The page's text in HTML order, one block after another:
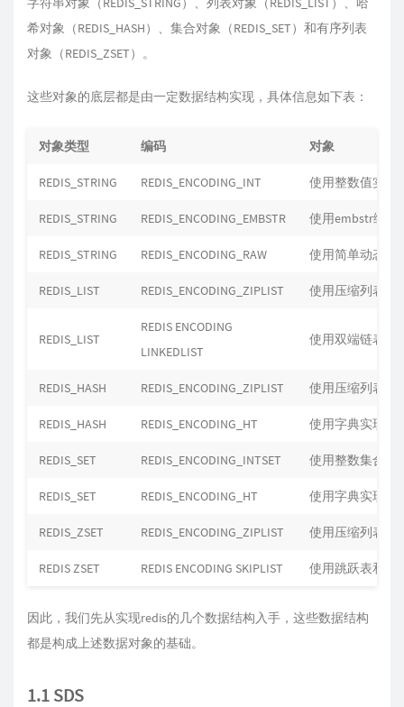
希对象（REDIS_HASH）、集合对象（REDIS_SET）和有序列表
对象（REDIS_ZSET）。
这些对象的底层都是由一定数据结构实现，具体信息如下表：
对象类型 编码 对象
REDIS_STRING REDIS_ENCODING_INT 使用整数值实现
REDIS_STRING REDIS_ENCODING_EMBSTR 使用embstr编码
REDIS_STRING REDIS_ENCODING_RAW 使用简单动态字
REDIS_LIST REDIS_ENCODING_ZIPLIST 使用压缩列表实
REDIS_LIST
REDIS ENCODING
LINKEDLIST
使用双端链表实
REDIS_HASH REDIS_ENCODING_ZIPLIST 使用压缩列表实
REDIS_HASH REDIS_ENCODING_HT 使用字典实现的
REDIS_SET REDIS_ENCODING_INTSET 使用整数集合实
REDIS_SET REDIS_ENCODING_HT 使用字典实现的
REDIS_ZSET REDIS_ENCODING_ZIPLIST 使用压缩列表实
REDIS ZSET REDIS ENCODING SKIPLIST 使用跳跃表和字
因此，我们先从实现redis的几个数据结构入手，这些数据结构
都是构成上述数据对象的基础。
1.1 SDS